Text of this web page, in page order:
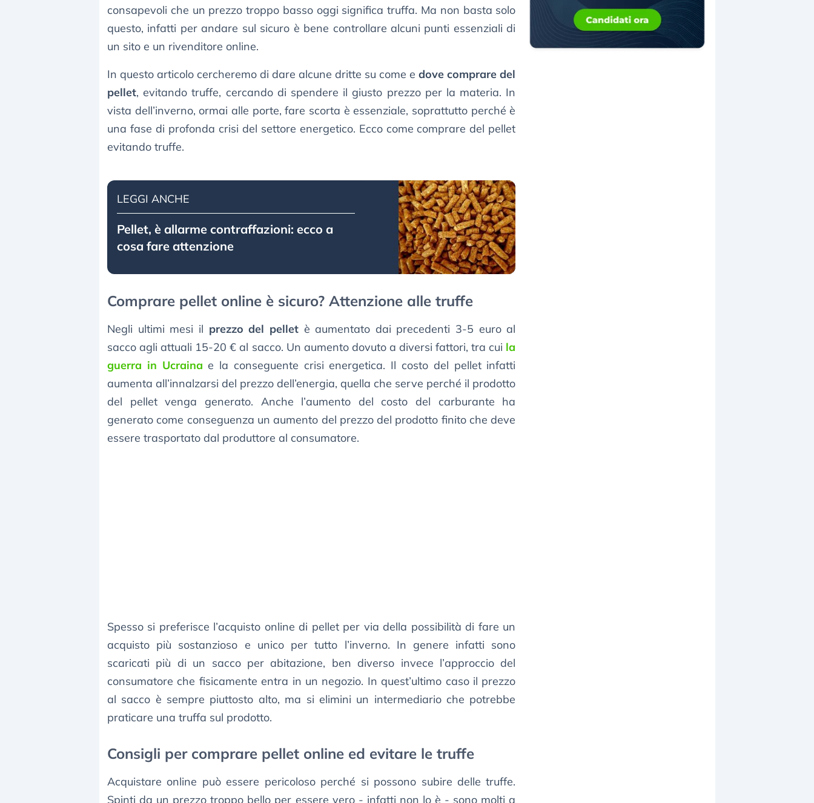
consapevoli che un prezzo troppo basso oggi significa truffa. Ma non basta solo
questo, infatti per andare sul sicuro è bene controllare alcuni punti essenziali di
un sito e un rivenditore online.
In questo articolo cercheremo di dare alcune dritte su come edove comprare del
pellet, evitando truffe, cercando di spendere il giusto prezzo per la materia. In
vista dell’inverno, ormai alle porte, fare scorta è essenziale, soprattutto perché è
una fase di profonda crisi del settore energetico. Ecco come comprare del pellet
evitando truffe.
LEGGI ANCHE
Pellet, è allarme contraffazioni: ecco a
cosa fare attenzione
Comprare pellet online è sicuro? Attenzione alle truffe
Negli ultimi mesi il prezzo del pelletè aumentato dai precedenti 3-5 euro al
sacco agli attuali 15-20 € al sacco. Un aumento dovuto a diversi fattori, tra cui la
guerra in Ucraina e la conseguente crisi energetica. Il costo del pellet infatti
aumenta all’innalzarsi del prezzo dell’energia, quella che serve perché il prodotto
del pellet venga generato. Anche l’aumento del costo del carburante ha
generato come conseguenza un aumento del prezzo del prodotto finito che deve
essere trasportato dal produttore al consumatore.
Spesso si preferisce l’acquisto online di pellet per via della possibilità di fare un
acquisto più sostanzioso e unico per tutto l’inverno. In genere infatti sono
scaricati più di un sacco per abitazione, ben diverso invece l’approccio del
consumatore che fisicamente entra in un negozio. In quest’ultimo caso il prezzo
al sacco è sempre piuttosto alto, ma si elimini un intermediario che potrebbe
praticare una truffa sul prodotto.
Consigli per comprare pellet online ed evitare le truffe
Acquistare online può essere pericoloso perché si possono subire delle truffe.
Spinti da un prezzo troppo bello per essere vero - infatti non lo è - sono molti a